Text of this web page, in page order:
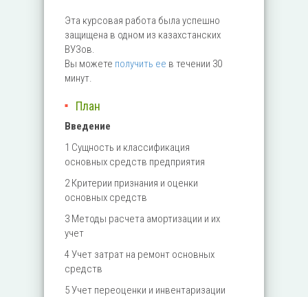
Эта курсовая работа была успешно
защищена в одном из казахстанских
ВУЗов.
Вы можете получить ее в течении 30
минут.
План
Введение
1 Сущность и классификация
основных средств предприятия
2 Критерии признания и оценки
основных средств
3 Методы расчета амортизации и их
учет
4 Учет затрат на ремонт основных
средств
5 Учет переоценки и инвентаризации